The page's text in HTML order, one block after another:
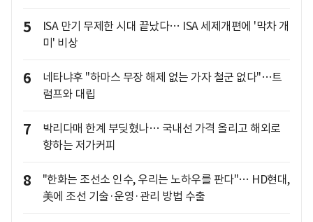
5
ISA 만기 무제한 시대 끝났다… ISA 세제개편에 '막차 개
미' 비상
6
네타냐후 "하마스 무장 해제 없는 가자 철군 없다"…트
럼프와 대립
7
박리다매 한계 부딪혔나… 국내선 가격 올리고 해외로
향하는 저가커피
8
"한화는 조선소 인수, 우리는 노하우를 판다"… HD현대,
美에 조선 기술·운영·관리 방법 수출